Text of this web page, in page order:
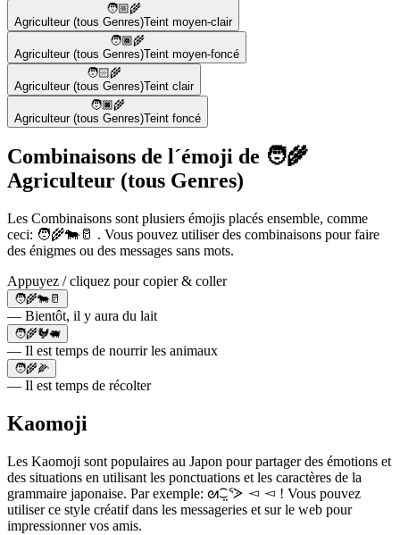
🧑🏼‍🌾
Agriculteur (tous Genres)Teint moyen-clair
🧑🏾‍🌾
Agriculteur (tous Genres)Teint moyen-foncé
🧑🏻‍🌾
Agriculteur (tous Genres)Teint clair
🧑🏿‍🌾
Agriculteur (tous Genres)Teint foncé
Combinaisons de l´émoji de 🧑‍🌾
Agriculteur (tous Genres)
Les Combinaisons sont plusiers émojis placés ensemble, comme
ceci: 🧑‍🌾🐄🥛 . Vous pouvez utiliser des combinaisons pour faire
des énigmes ou des messages sans mots.
Appuyez / cliquez pour copier & coller
🧑‍🌾🐄🥛
— Bientôt, il y aura du lait
🧑‍🌾🐓🐖
— Il est temps de nourrir les animaux
🧑‍🌾🌽
— Il est temps de récolter
Kaomoji
Les Kaomoji sont populaires au Japon pour partager des émotions et
des situations en utilisant les ponctuations et les caractères de la
grammaire japonaise. Par exemple: ᘛ⁐̤ᕐᐷ ◅ ◅ ! Vous pouvez
utiliser ce style créatif dans les messageries et sur le web pour
impressionner vos amis.